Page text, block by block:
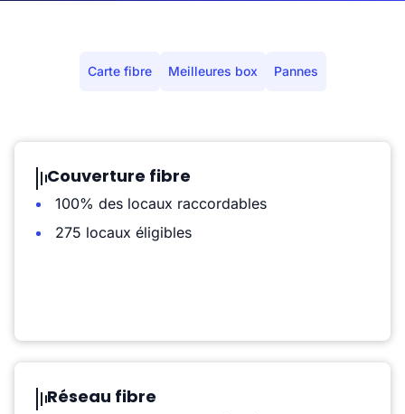
Carte fibre Meilleures box Pannes
Couverture fibre
100% des locaux raccordables
275 locaux éligibles
Réseau fibre